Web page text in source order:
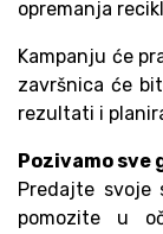
opremanja
Kampanju će
završnica će
rezultati i
Pozivamo sve
Predajte svoje
pomozite u